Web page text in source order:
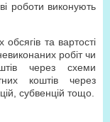
роботи виконують
та вартості
робіт чи
через схеми
коштів через
субвенцій тощо.